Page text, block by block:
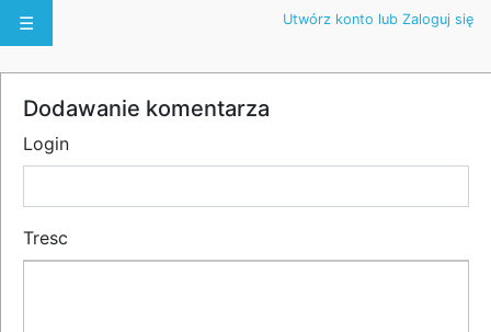
☰ Utwórz konto lub Zaloguj się
Dodawanie komentarza
Login
Tresc